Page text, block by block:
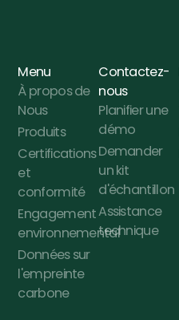
Menu
À propos de
Nous
Produits
Certifications
et
conformité
Engagement
environnemental
Données sur
l'empreinte
carbone
Contactez-
nous
Planifier une
démo
Demander
un kit
d'échantillon
Assistance
technique